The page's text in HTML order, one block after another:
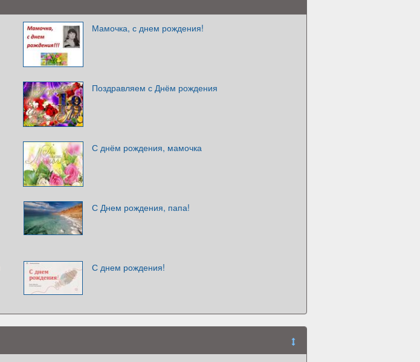
Мамочка, с днем рождения!
Поздравляем с Днём рождения
С днём рождения, мамочка
С Днем рождения, папа!
С днем рождения!